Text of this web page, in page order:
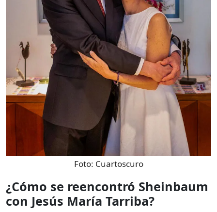
Foto: Cuartoscuro
¿Cómo se reencontró Sheinbaum
con Jesús María Tarriba?